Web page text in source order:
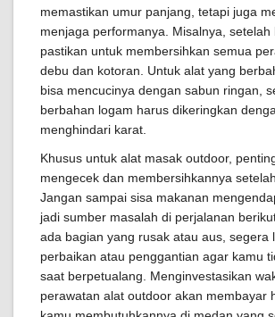
memastikan umur panjang, tetapi juga
menjaga performanya. Misalnya, setelah
pastikan untuk membersihkan semua
debu dan kotoran. Untuk alat yang
bisa mencucinya dengan sabun ringan,
berbahan logam harus dikeringkan
menghindari karat.
Khusus untuk alat masak outdoor,
mengecek dan membersihkannya
Jangan sampai sisa makanan
jadi sumber masalah di perjalanan
ada bagian yang rusak atau aus, segera
perbaikan atau penggantian agar kamu
saat berpetualang. Menginvestasikan
perawatan alat outdoor akan membayar